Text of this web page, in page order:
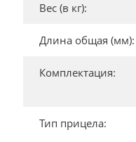
Вес (в кг):
Длина общая (мм):
Комплектация:
Тип прицела: